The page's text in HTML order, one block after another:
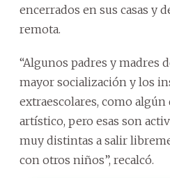
encerrados en sus casas y
remota.
“Algunos padres y madres
mayor socialización y los
extraescolares, como
artístico, pero esas son
muy distintas a salir
con otros niños”, recalcó.